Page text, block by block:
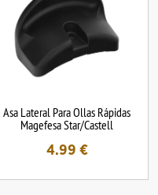
Asa Lateral Para Ollas Rápidas
Magefesa Star/Castell
4.99 €